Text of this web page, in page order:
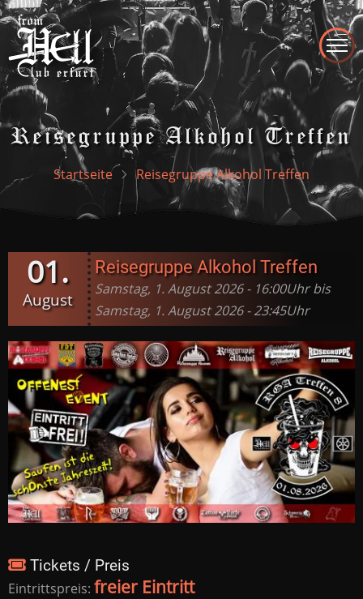
Direkt
zum
Inhalt
Reisegruppe Alkohol Treffen
Startseite Reisegruppe Alkohol Treffen
01.
August
Reisegruppe Alkohol Treffen
Samstag, 1. August 2026 - 16:00Uhr bis
Samstag, 1. August 2026 - 23:45Uhr
Tickets / Preis
Eintrittspreis: freier Eintritt